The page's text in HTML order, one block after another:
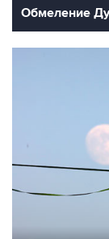
Обмеление